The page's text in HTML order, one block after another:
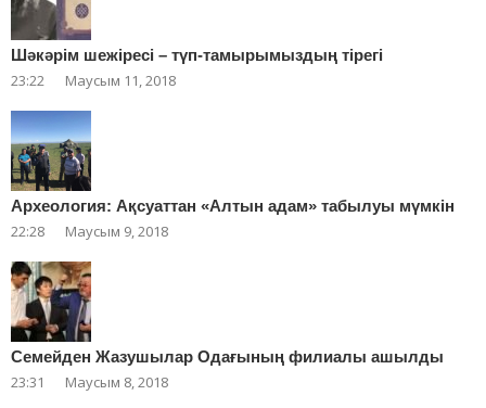
Шәкәрім шежіресі – түп-тамырымыздың тірегі
23:22 Маусым 11, 2018
Археология: Ақсуаттан «Алтын адам» табылуы мүмкін
22:28 Маусым 9, 2018
Cемейден Жазушылар Одағының филиалы ашылды
23:31 Маусым 8, 2018